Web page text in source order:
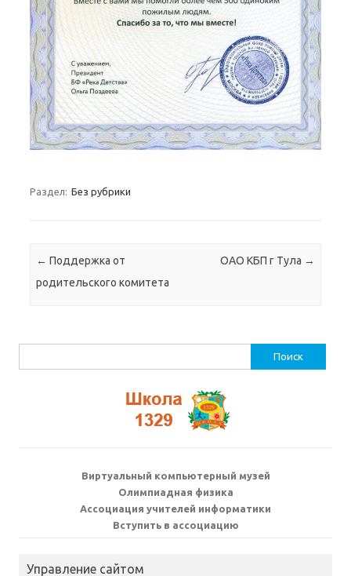
Раздел: Без рубрики
Навигация по записям
← Поддержка от
родительского комитета
ОАО КБП г Тула →
Виртуальный компьютерный музей
Олимпиадная физика
Ассоциация учителей информатики
Вступить в ассоциацию
Управление сайтом